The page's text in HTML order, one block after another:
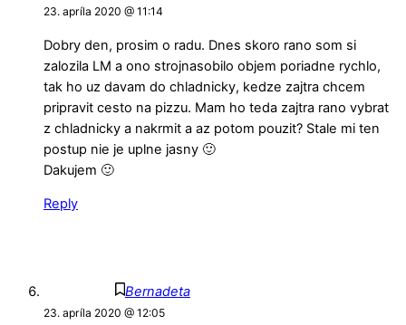
23. apríla 2020 @ 11:14
Dobry den, prosim o radu. Dnes skoro rano som si
zalozila LM a ono strojnasobilo objem poriadne rychlo,
tak ho uz davam do chladnicky, kedze zajtra chcem
pripravit cesto na pizzu. Mam ho teda zajtra rano vybrat
z chladnicky a nakrmit a az potom pouzit? Stale mi ten
postup nie je uplne jasny 🙂
Dakujem 🙂
Reply
Bernadeta
23. apríla 2020 @ 12:05